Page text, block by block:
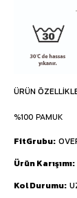
ÜRÜN
%100 PAMUK
FitGrubu
Ürün Karışımı
Kol Durumu